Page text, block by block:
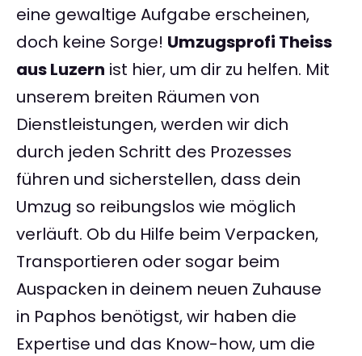
eine gewaltige Aufgabe erscheinen,
doch keine Sorge! Umzugsprofi Theiss
aus Luzern ist hier, um dir zu helfen. Mit
unserem breiten Räumen von
Dienstleistungen, werden wir dich
durch jeden Schritt des Prozesses
führen und sicherstellen, dass dein
Umzug so reibungslos wie möglich
verläuft. Ob du Hilfe beim Verpacken,
Transportieren oder sogar beim
Auspacken in deinem neuen Zuhause
in Paphos benötigst, wir haben die
Expertise und das Know-how, um die